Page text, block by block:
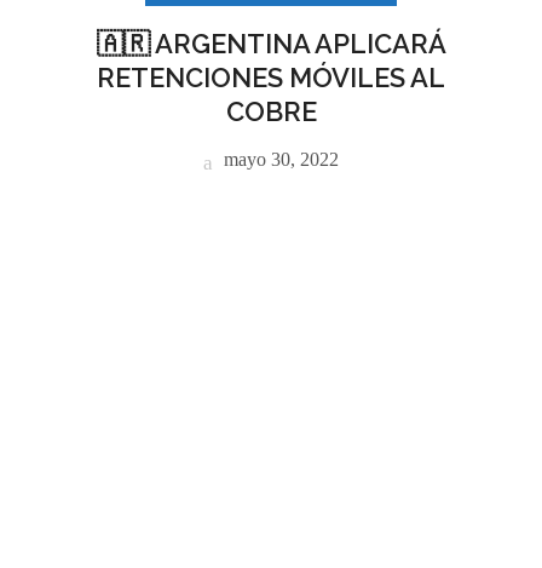
🇦🇷 ARGENTINA APLICARÁ
RETENCIONES MÓVILES AL
COBRE
mayo 30, 2022